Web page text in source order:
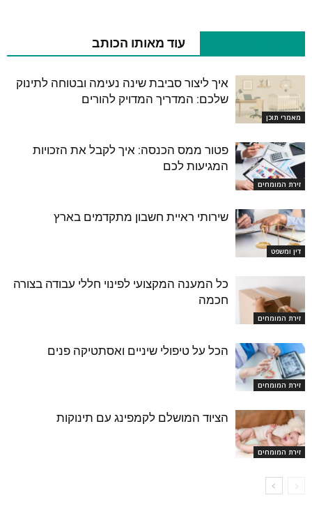
עוד מאותו הכותב
מאמרי תוכן
איך ליצור סביבת שינה נעימה ובטוחה לתינוק
שלכם: המדריך המדויק להורים
זירת המומחים
פטור ממס הכנסה: איך לקבל את הזכויות
המגיעות לכם
דין ומשפט
שירותי ראיית חשבון מתקדמים בארץ
זירת המומחים
כל המענה המקצועי לפינוי חללי עבודה בצורה
חכמה
זירת המומחים
הכל על טיפולי שיניים ואסתטיקה פנים
זירת המומחים
הציוד המושלם לקמפינג עם תינוקות